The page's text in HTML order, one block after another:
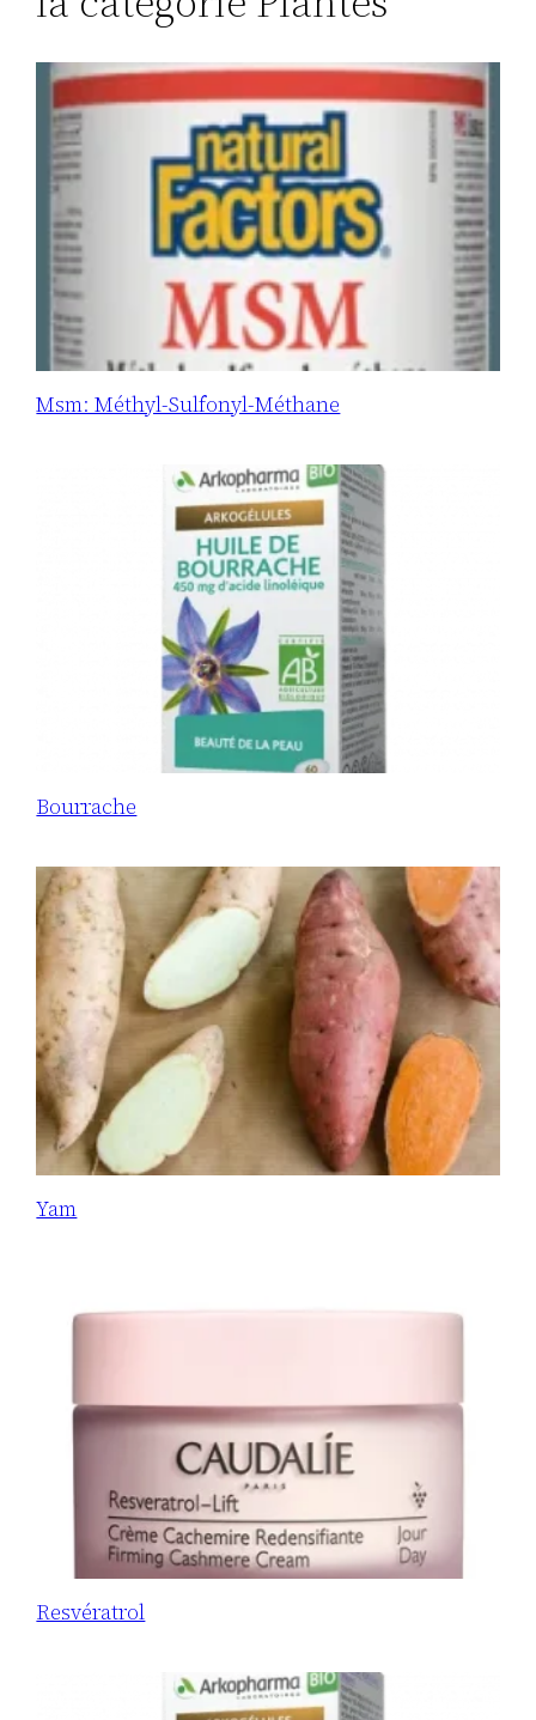
Msm: Méthyl-Sulfonyl-Méthane
Bourrache
Yam
Resvératrol